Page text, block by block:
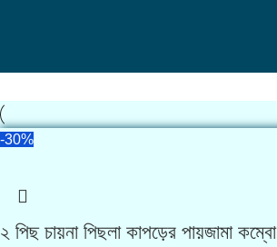
-30%
২ পিছ চায়না পিছলা কাপড়ের পায়জামা কম্বো